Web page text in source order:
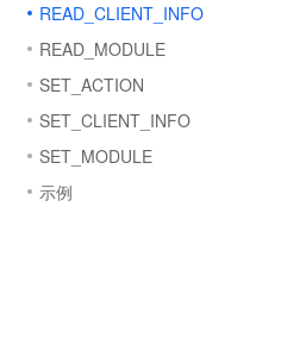
READ_CLIENT_INFO
READ_MODULE
SET_ACTION
SET_CLIENT_INFO
SET_MODULE
示例
语音识别与合成
Qwen3-TTS-Flash
字证书管理服务（原SSL证书）
现全站 HTTPS，呈现可信的 Web 访问
信服务
数据开发治理平台 DataWorks
打造一站式影视创作平台
剧工坊：一站式动画创作平台
速生产连贯的高质量长漫剧
分钟搭建微信、支付宝小程序
锋实践拓展 AI 生产力的边界
天发布时刻
见，即是所愿
实训营
基础到进阶，Agent 创客手把手教你
Token 补贴，五大权
益加速 OPC 成功
司注册
云迁移
维服务
伴信用分合作计划
多支持
作伙伴培训与认证
询合作伙伴
像站
要反馈
园招聘